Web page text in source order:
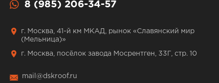
8 (985) 206-34-57
г. Москва, 41-й км МКАД, рынок «Славянский мир
(Мельница)»
г. Москва, посёлок завода Мосрентген, 33Г, стр. 10
mail@dskroof.ru